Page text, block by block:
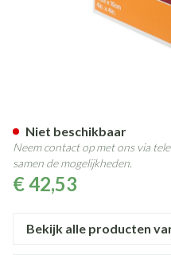
€ 42,53
Niet beschikbaar
Neem contact op met ons via
samen de mogelijkheden.
Bekijk alle producten